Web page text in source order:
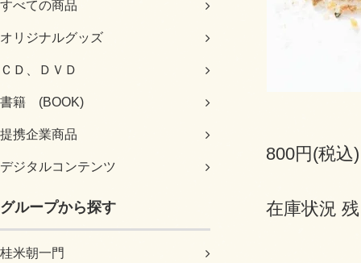
すべての商品
オリジナルグッズ
ＣＤ、ＤＶＤ
書籍 (BOOK)
提携企業商品
デジタルコンテンツ
グループから探す
桂米朝一門
800円(税込)
在庫状況